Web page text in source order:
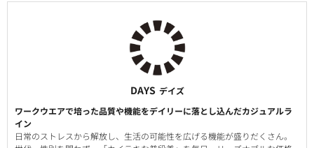
DAYS デイズ
ワークウエアで培った品質や機能をデイリーに落とし込んだカジュアルラ
イン
日常のストレスから解放し、生活の可能性を広げる機能が盛りだくさん。